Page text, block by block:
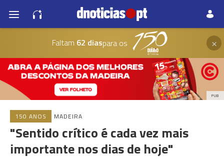
Faltam 62 diaspara os ×
PUB
150 ANOS MADEIRA
"Sentido crítico é cada vez mais
importante nos dias de hoje"